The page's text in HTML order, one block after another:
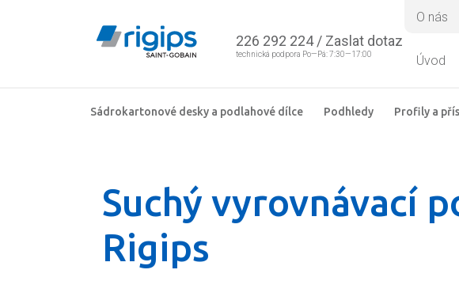
226 292 224/ Zaslat dotaz
technická podpora Po—Pá: 7:30—17:00
O nás
Úvod
Sádrokartonové desky a podlahové dílce Podhledy Profily a
Suchý vyrovnávací
Rigips